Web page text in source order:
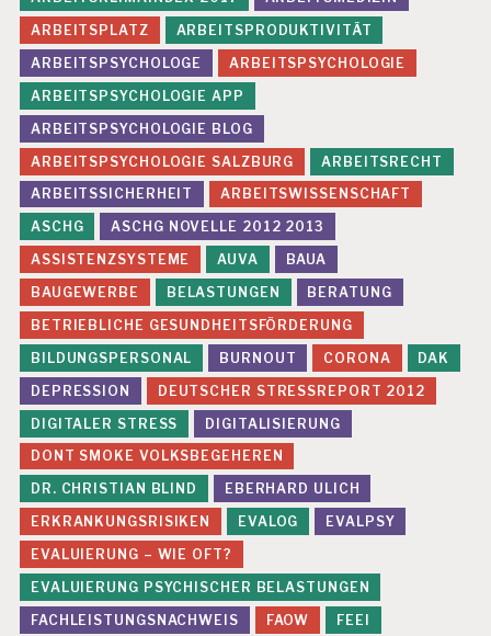
ARBEITSPLATZ
ARBEITSPRODUKTIVITÄT
ARBEITSPSYCHOLOGE
ARBEITSPSYCHOLOGIE
ARBEITSPSYCHOLOGIE APP
ARBEITSPSYCHOLOGIE BLOG
ARBEITSPSYCHOLOGIE SALZBURG
ARBEITSRECHT
ARBEITSSICHERHEIT
ARBEITSWISSENSCHAFT
ASCHG
ASCHG NOVELLE 2012 2013
ASSISTENZSYSTEME
AUVA
BAUA
BAUGEWERBE
BELASTUNGEN
BERATUNG
BETRIEBLICHE GESUNDHEITSFÖRDERUNG
BILDUNGSPERSONAL
BURNOUT CORONA
DAK
DEPRESSION
DEUTSCHER STRESSREPORT 2012
DIGITALER STRESS
DIGITALISIERUNG
DONT SMOKE VOLKSBEGEHEREN
DR. CHRISTIAN BLIND
EBERHARD ULICH
ERKRANKUNGSRISIKEN
EVALOG
EVALPSY
EVALUIERUNG – WIE OFT?
EVALUIERUNG PSYCHISCHER BELASTUNGEN
FACHLEISTUNGSNACHWEIS
FAOW
FEEI